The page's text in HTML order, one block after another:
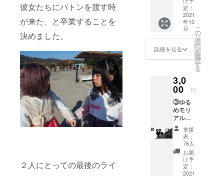
彼女たちにバトンを渡す時
が来た、と卒業することを
決めました。
２人にとっての最後のライ
完了と
なりま
す。万
が一、
ツアー
が延
変更が
あった
も、ご
支援金
の払い
戻しは
致しか
ねます
ので予
めご了
承くだ
るめる
モ！メ
ンバー
全員か
らのお
礼メッ
セージ
タ付き)
・メン
バーと
田家Pに
よる曲
解説
ブック
（デー
タ）を
メール
でお送
りしま
定：
2021
年10
月
詳細を見る
こ
の
リ
タ
ー
ン
を
選
択
す
る
3,0
00 円
③ゆる
めモリ
アル！
コー
ス：
「け
ちょし
ふぉ」
ラスト
ツアー
支援
者：
76人
お届
け予
定：
2021